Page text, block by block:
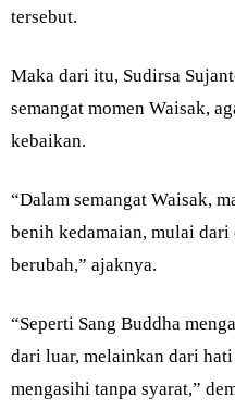
tersebut.
Maka dari itu, Sudirsa
semangat momen Waisak,
kebaikan.
“Dalam semangat Waisak,
benih kedamaian, mulai
berubah,” ajaknya.
“Seperti Sang Buddha
dari luar, melainkan dari
mengasihi tanpa syarat,”